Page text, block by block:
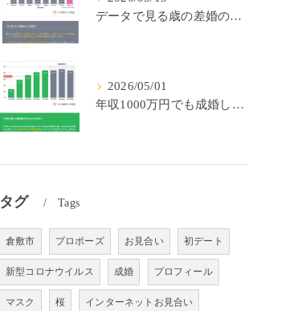
データで見る歳の差婚の確率の低さ。
2026/05/01
年収1000万円でも成婚しやすいとは限らない? 「年収帯別の成婚率」のリアル
タグ Tags
倉敷市 プロポーズ お見合い 初デート
新型コロナウイルス 成婚 プロフィール
マスク 桜 インターネットお見合い